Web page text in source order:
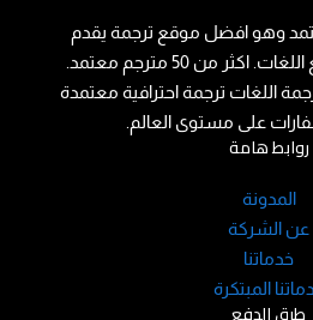
روابط هامة
المدونة
عن الشركة
خدماتنا
المبتكرة
وهو افضل موقع ترجمة يقدم
خدمة الترجمة الي جميع اللغات. اكثر من 50 مترجم معتمد.
من 20 عاما. ترجمة اللغات ترجمة احترافية معتمدة
على مستوى العالم.